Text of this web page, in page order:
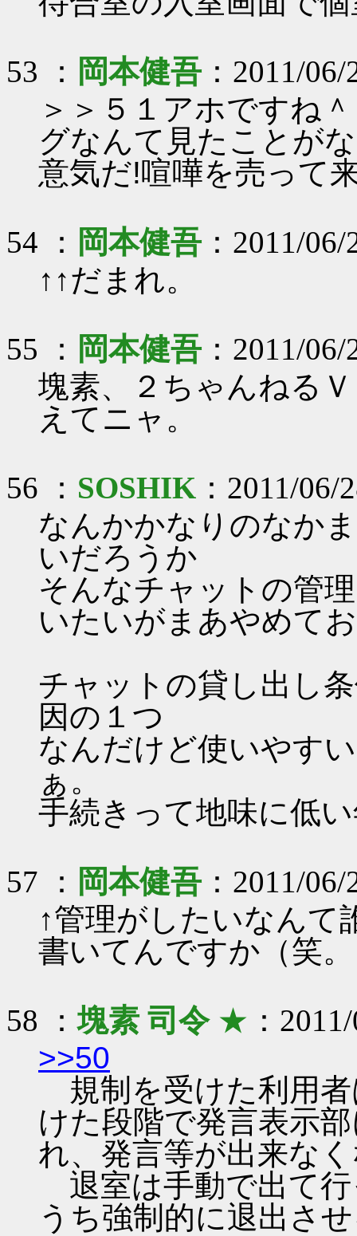
53 ： 岡本健吾：2011/06/
＞＞５１アホですね
グなんて見たことが
意気だ!喧嘩を売って
54 ： 岡本健吾：2011/06/
↑↑だまれ。
55 ： 岡本健吾：2011/06/
塊素、２ちゃんねる
えてニャ。
56 ： SOSHIK ：2011/
なんかかなりのなか
いだろうか
そんなチャットの管
いたいがまあやめて
チャットの貸し出し
因の１つ
なんだけど使いやす
ぁ。
手続きって地味に低
57 ： 岡本健吾：2011/06/
↑管理がしたいなんて
書いてんですか（笑。
58 ：塊素 司令★ ：
>>50
規制を受けた利用者
けた段階で発言表示
れ、発言等が出来な
退室は手動で出て
うち強制的に退出さ